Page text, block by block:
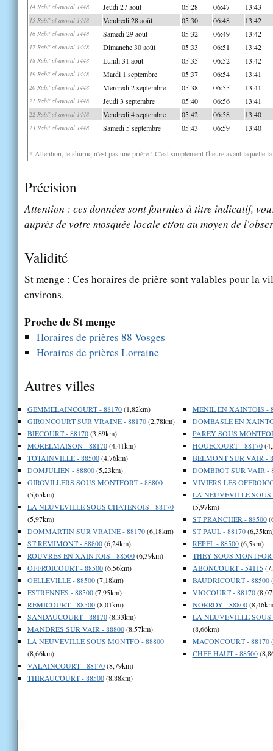
14 Rabi' al-awwal 1448 Jeudi 27 août 05:28 06:47 13:43
15 Rabi' al-awwal 1448 Vendredi 28 août 05:30 06:48 13:42
16 Rabi' al-awwal 1448 Samedi 29 août 05:32 06:49 13:42
17 Rabi' al-awwal 1448 Dimanche 30 août 05:33 06:51 13:42
18 Rabi' al-awwal 1448 Lundi 31 août 05:35 06:52 13:42
19 Rabi' al-awwal 1448 Mardi 1 septembre 05:37 06:54 13:41
20 Rabi' al-awwal 1448 Mercredi 2 septembre 05:38 06:55 13:41
21 Rabi' al-awwal 1448 Jeudi 3 septembre 05:40 06:56 13:41
22 Rabi' al-awwal 1448 Vendredi 4 septembre 05:42 06:58 13:40
23 Rabi' al-awwal 1448 Samedi 5 septembre 05:43 06:59 13:40
* Attention, le shuruq n'est pas une prière ! C'est simplement l'heure avant laquelle
Précision
Attention : ces données sont fournies à titre indicatif,
auprès de votre mosquée locale et/ou au moyen de
Validité
St menge : Ces horaires de prière sont valables pour la
environs.
Proche de St menge
Horaires de prières 88 Vosges
Horaires de prières Lorraine
Autres villes
GEMMELAINCOURT - 88170(1,82km)
GIRONCOURT SUR VRAINE - 88170(2,78km)
BIECOURT - 88170(3,89km)
MORELMAISON - 88170(4,41km)
TOTAINVILLE - 88500(4,76km)
DOMJULIEN - 88800(5,23km)
GIROVILLERS SOUS MONTFORT - 88800
(5,65km)
LA NEUVEVILLE SOUS CHATENOIS - 88170
(5,97km)
DOMMARTIN SUR VRAINE - 88170(6,18km)
ST REMIMONT - 88800(6,24km)
ROUVRES EN XAINTOIS - 88500(6,39km)
OFFROICOURT - 88500(6,56km)
OELLEVILLE - 88500(7,18km)
ESTRENNES - 88500(7,95km)
REMICOURT - 88500(8,01km)
SANDAUCOURT - 88170(8,33km)
MANDRES SUR VAIR - 88800(8,57km)
LA NEUVEVILLE SOUS MONTFO - 88800
(8,66km)
VALAINCOURT - 88170(8,79km)
THIRAUCOURT - 88500(8,88km)
MENIL EN XAINTOIS -
DOMBASLE EN
PAREY SOUS
HOUECOURT - 88170
BELMONT SUR VAIR -
DOMBROT SUR VAIR -
VIVIERS LES
LA NEUVEVILLE SOUS
(5,97km)
ST PRANCHER - 88500
ST PAUL - 88170
REPEL - 88500(6,5km)
THEY SOUS
ABONCOURT - 54115
BAUDRICOURT - 88500
VIOCOURT - 88170
NORROY - 88800
LA NEUVEVILLE SOUS
(8,66km)
MACONCOURT - 88170
CHEF HAUT - 88500